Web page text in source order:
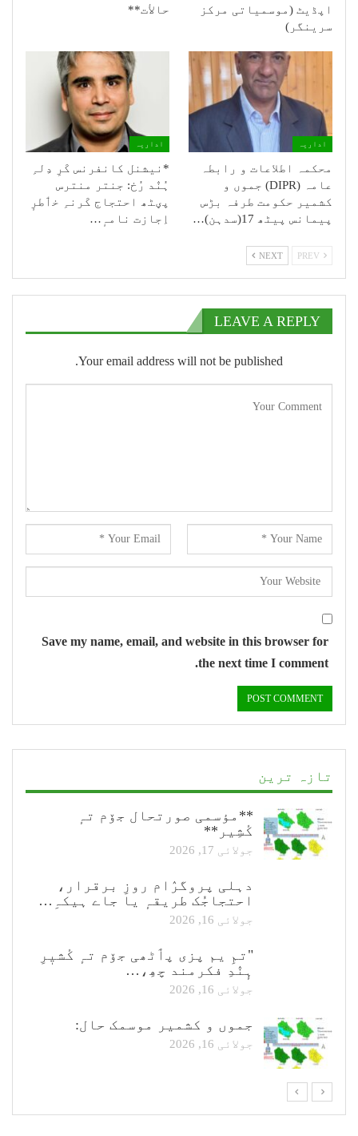
اپڈیٹ (موسمیاتی مرکز
سرینگر)
حالأت**
اداریہ
محکمہ اطلاعات و رابطہ
عامہ (DIPR) جموں و
کشمیر حکومت طرفہ بڑس
پیمانس پیٹھ 17(سدہن)…
اداریہ
*نیشنل کانفرنس کَرِ دِلہِ
ہُنٛد رُخ: جنتر منترس
پؠٹھ احتجاج کَرنہِ خٲطرٕ
اِجازت نامہٕ…
NEXT
LEAVE A REPLY
Your email address will not be published.
Save my name, email, and website in this browser for
the next time I comment.
تازہ ترین
**مؤسمی صورتحال جۆم تہٕ
کٔشِیر**
جولائی 17, 2026
دہلی پروگرٛام روزِ برقرار،
احتجاجُک طریقہٕ یا جاے ہیکہِ…
جولائی 16, 2026
"تمِ یم پزی پٲٹھی جۆم تہٕ کٔشیٖرِ
ہٕنٛدِ فکرمند چھِ،…
جولائی 16, 2026
جموں و کشمیر موسمک حال:
جولائی 16, 2026